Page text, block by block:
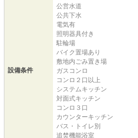
設備条件
公営水道
公共下水
電気有
照明器具付き
駐輪場
バイク置場あり
敷地内ごみ置き場
ガスコンロ
コンロ２口以上
システムキッチン
対面式キッチン
コンロ３口
カウンターキッチン
バス・トイレ別
追焚機能浴室